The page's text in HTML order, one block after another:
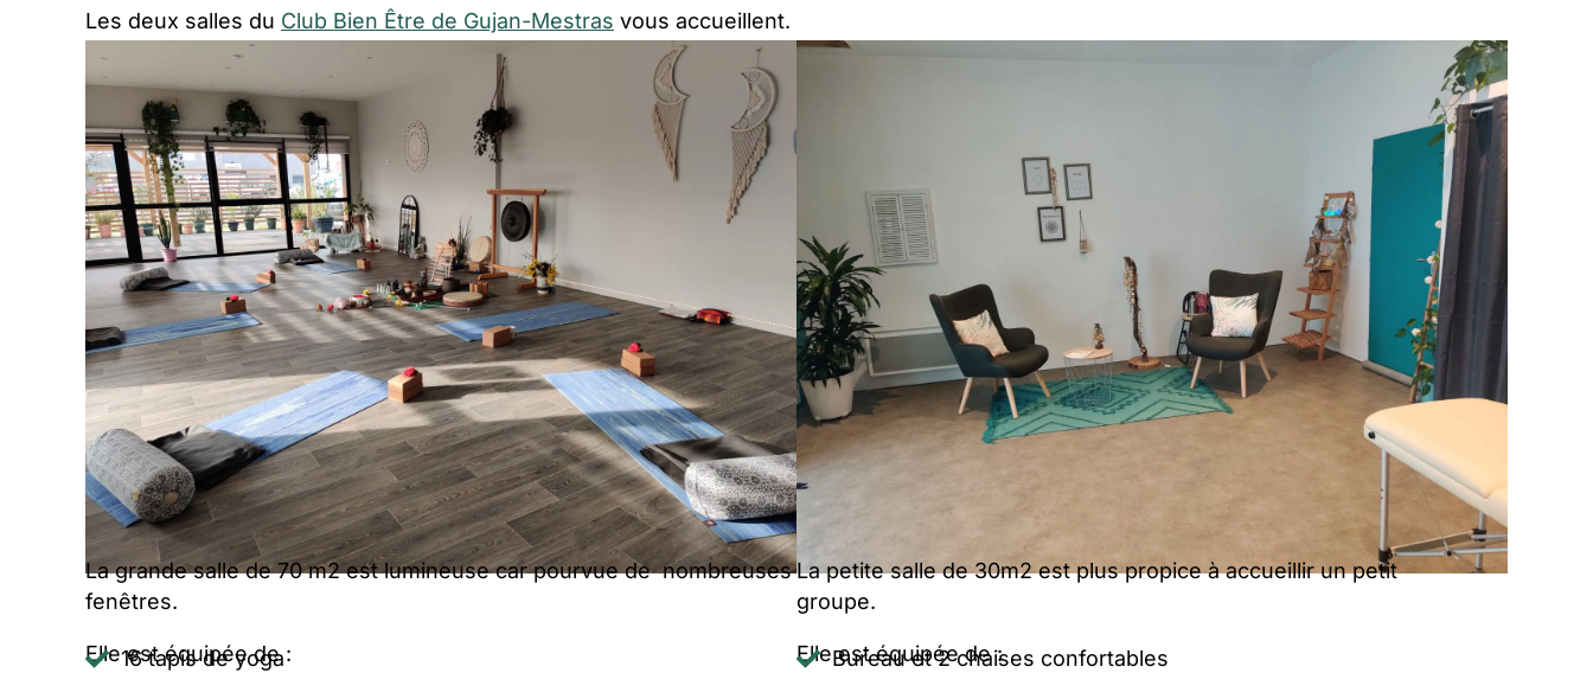
Les deux salles du Club Bien Être de Gujan-Mestras vous accueillent.
La grande salle de 70 m2 est lumineuse car pourvue de nombreuses
fenêtres.
Elle est équipée de :
La petite salle de 30m2 est plus propice à accueillir un petit
groupe.
Elle est équipée de :
16 tapis de yoga
Bureau et 2 chaises confortables